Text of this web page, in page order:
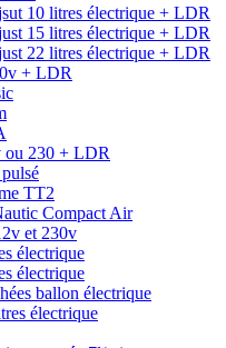
10 litres électrique + LDR
15 litres électrique + LDR
22 litres électrique + LDR
+ LDR
ou 230 + LDR
TT2
Compact Air
et 230v
électrique
électrique
ballon électrique
électrique